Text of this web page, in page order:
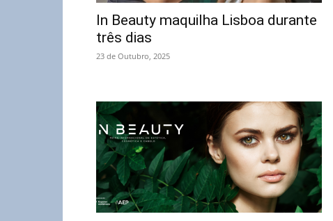
In Beauty maquilha Lisboa durante
três dias
23 de Outubro, 2025